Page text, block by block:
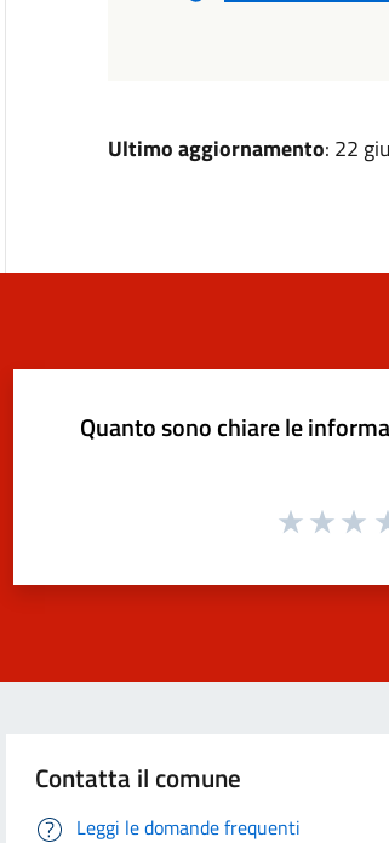
Ultimo aggiornamento: 22
Quanto sono chiare le
Contatta il comune
Leggi le domande frequenti